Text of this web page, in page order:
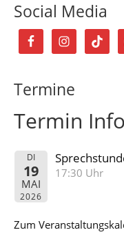
Social Media
Termine
Termin
DI
19
MAI
2026
17:30 Uhr
Zum